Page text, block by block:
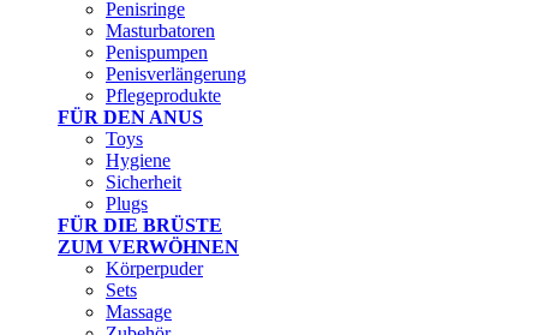
Penisringe
Masturbatoren
Penispumpen
Penisverlängerung
Pflegeprodukte
FÜR DEN ANUS
Toys
Hygiene
Sicherheit
Plugs
FÜR DIE BRÜSTE
ZUM VERWÖHNEN
Körperpuder
Sets
Massage